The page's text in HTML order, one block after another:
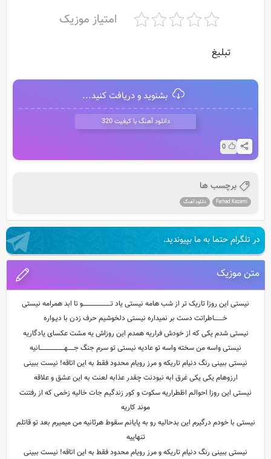
امتیاز موزیک
تبلیغ
بشنوید و دریافت کنید...
دانلود آهنگ با کیفیت 320
0
برچسب ها
Farhad Kazemi دانلود آهنگ
در تلگرام حتما به ما بپیوندید.
متن موزیک
نیستی این روزا تاریک تر از شب هامه نیستی یاد تـــــــــــــــــــــــو تا ابد همرامه نیستی
خـــــــاطراتت دست بر نمیداره نیستی دلخوشیم حرف زدن با دیـواره
نیستی شدم یکی که از خودش فراریه همدم این روزاش یه مشت عکسای یادگاریه
نیستی واسه من سخته واسه تو عادیه نیستی تو سرم جنگ جـــــهــــــــــــــــــــانیه
نیستی ببینی رنگ دنیام تاریکه و مرز رویام محدود فقط به این اتاقه! نیست ببینی
ارزوهام یکی یکی غرق ابه نبودنت چقدر عذابه لعنت به این عشق و علاقه
نیستی این روزا احوالم اظطراریه سکوت و کور زندگیم جات خالیه زخمی که از رفتنت
موند کاریه
نیستی با خودم درگیرم این بدحالیه رو به پایانم سقوط هرثانیه من میمیرم بعد تو قاتلم
تنهاییه
نیستی ببینی رنگ دنیام تاریکه و مرز رویام محدود فقط به این اتاقه! نیست ببینی